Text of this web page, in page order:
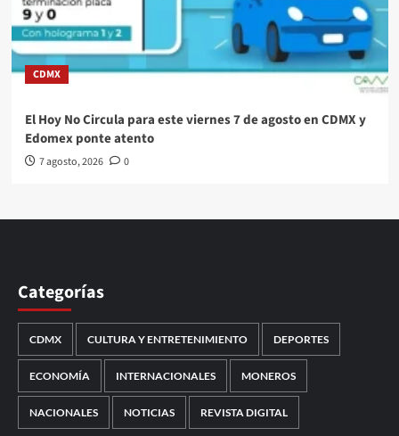
CDMX
El Hoy No Circula para este viernes 7 de agosto en CDMX y
Edomex ponte atento
7 agosto, 2026 0
Categorías
CDMX CULTURA Y ENTRETENIMIENTO DEPORTES
ECONOMÍA INTERNACIONALES MONEROS
NACIONALES NOTICIAS REVISTA DIGITAL